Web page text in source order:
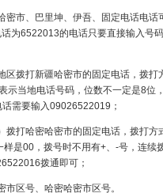
密市、 巴里坤、 伊吾、固定电话电话
为6522013的电话只要直接输入号
区拨打新疆哈密市的固定电话，拨打
示当地电话号码，位数不一定是8位
需要输入09026522019；
拨打哈密哈密市的固定电话，拨打方
是00，拨号时不用有+、-号，连续
拨通即可；
市区号、哈密哈密市区号。